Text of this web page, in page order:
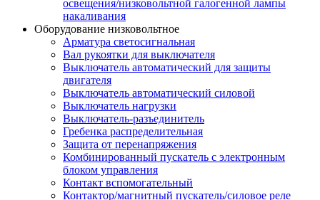
освещения/низковольтной галогенной лампы
накаливания
Оборудование низковольтное
Арматура светосигнальная
Вал рукоятки для выключателя
Выключатель автоматический для защиты
двигателя
Выключатель автоматический силовой
Выключатель нагрузки
Выключатель-разъединитель
Гребенка распределительная
Защита от перенапряжения
Комбинированный пускатель с электронным
блоком управления
Контакт вспомогательный
Контактор/магнитный пускатель/силовое реле